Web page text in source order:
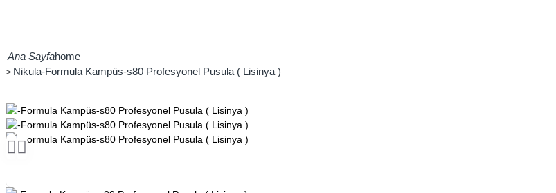
home
Nikula-Formula Kampüs-s80 Profesyonel Pusula ( Lisinya )